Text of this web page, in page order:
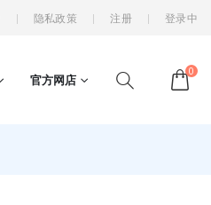
隐私政策 注册 登录中
官方网店
0